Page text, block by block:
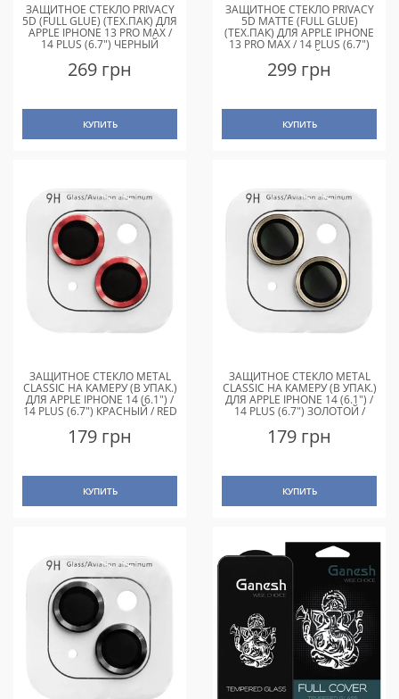
ЗАЩИТНОЕ СТЕКЛО PRIVACY
5D (FULL GLUE) (ТЕХ.ПАК) ДЛЯ
APPLE IPHONE 13 PRO MAX /
14 PLUS (6.7") ЧЕРНЫЙ
269 грн
КУПИТЬ
ЗАЩИТНОЕ СТЕКЛО PRIVACY
5D MATTE (FULL GLUE)
(ТЕХ.ПАК) ДЛЯ APPLE IPHONE
13 PRO MAX / 14 PLUS (6.7")
ЧЕРНЫЙ
299 грн
КУПИТЬ
ЗАЩИТНОЕ СТЕКЛО METAL
CLASSIC НА КАМЕРУ (В УПАК.)
ДЛЯ APPLE IPHONE 14 (6.1") /
14 PLUS (6.7") КРАСНЫЙ / RED
179 грн
КУПИТЬ
ЗАЩИТНОЕ СТЕКЛО METAL
CLASSIC НА КАМЕРУ (В УПАК.)
ДЛЯ APPLE IPHONE 14 (6.1") /
14 PLUS (6.7") ЗОЛОТОЙ /
179 грн
КУПИТЬ